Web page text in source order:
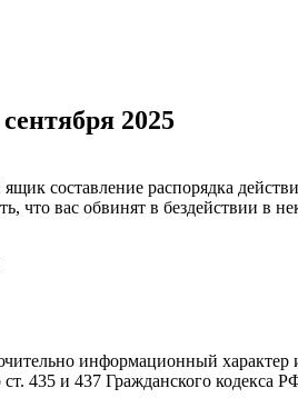
2025
составление распорядка
что вас обвинят в бездействии в
информационный
435 и 437 Гражданского кодекса